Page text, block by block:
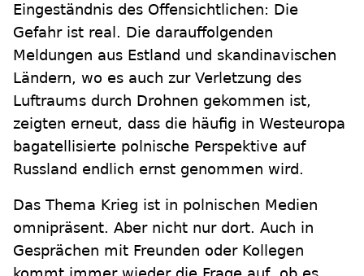
Eingeständnis des Offensichtlichen: Die
Gefahr ist real. Die darauffolgenden
Meldungen aus Estland und skandinavischen
Ländern, wo es auch zur Verletzung des
Luftraums durch Drohnen gekommen ist,
zeigten erneut, dass die häufig in Westeuropa
bagatellisierte polnische Perspektive auf
Russland endlich ernst genommen wird.
Das Thema Krieg ist in polnischen Medien
omnipräsent. Aber nicht nur dort. Auch in
Gesprächen mit Freunden oder Kollegen